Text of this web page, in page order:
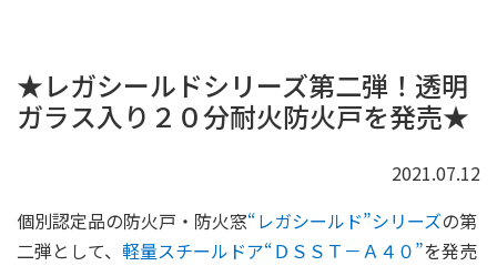
★レガシールドシリーズ第二弾！透明
ガラス入り２０分耐火防火戸を発売★
2021.07.12
個別認定品の防火戸・防火窓“レガシールド”シリーズの第
二弾として、 軽量スチールドア“ＤＳＳＴ－Ａ４０”を発売